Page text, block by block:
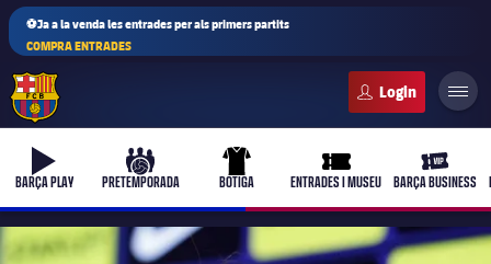
⚽Ja a la venda les entrades per als primers partits
COMPRA ENTRADES
b-play
BARÇA PLAY
culers-ball
PRETEMPORADA
uniform
BOTIGA
ticket-full
ENTRADES I MUSEU
ticket-
BARÇA BUSINESS